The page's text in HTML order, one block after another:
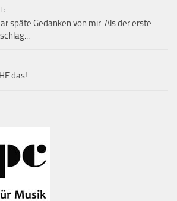
späte Gedanken von mir: Als der erste
das!